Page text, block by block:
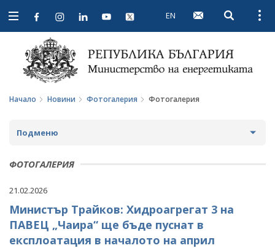
Open
navigation
EN Open
Начало Новини Фотогалерия Фотогалерия
Подменю
НОВИНИ
ПРЕДСТОЯЩИ СЪБИТИЯ
ЗА ОБЩЕСТВЕНО ОБСЪЖДАНЕ
ПРОЕКТИ ЗА ОБЩЕСТВЕНО ОБСЪЖДАНЕ
ИНТЕРВЮТА
ФОТОГАЛЕРИЯ
21.02.2026
Министър Трайков: Хидроагрегат 3 на
ПАВЕЦ „Чаира“ ще бъде пуснат в
експлоатация в началото на април